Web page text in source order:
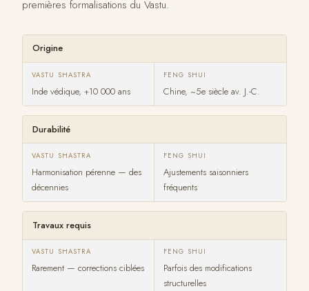
premières formalisations du Vastu.
Origine
Inde védique, +10 000 ans Chine, ~5e siècle av. J.-C.
Durabilité
Harmonisation pérenne — des
décennies
Ajustements saisonniers
fréquents
Travaux requis
Rarement — corrections ciblées
Parfois des modifications
structurelles